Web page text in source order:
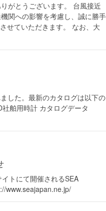
がとうございます。 台風接近
関への影響を考慮し、誠に勝手
せていただきます。 なお、大
した。最新のカタログは以下の
舶用時計 カタログデータ
トにて開催されるSEA
www.seajapan.ne.jp/